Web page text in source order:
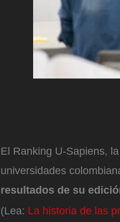
El Ranking U-Sapiens,
universidades
resultados de su
(Lea: La historia de las